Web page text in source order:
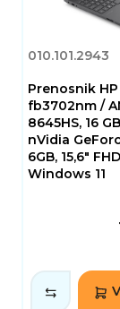
010.101.2943
Prenosnik
fb3702nm /
8645HS, 16
nVidia
6GB, 15,6"
Windows 11